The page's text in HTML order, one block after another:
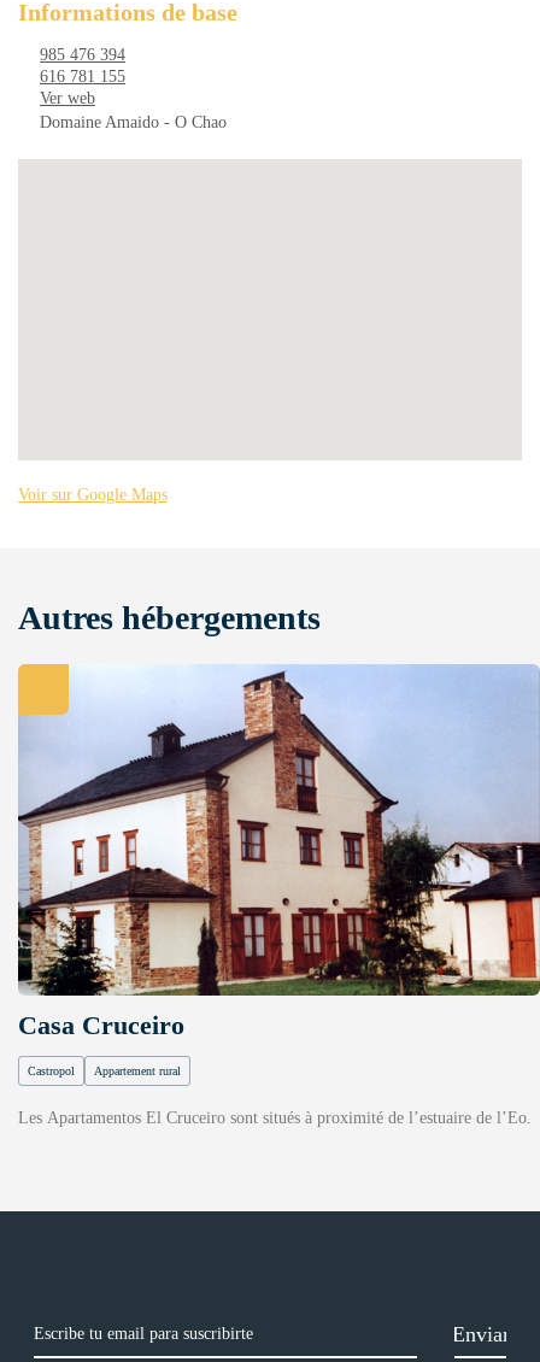
Informations de base
985 476 394
616 781 155
Ver web
Domaine Amaido - O Chao
Voir sur Google Maps
Autres hébergements
Casa Cruceiro
Castropol Appartement rural
Les Apartamentos El Cruceiro sont situés à proximité de l’estuaire de l’Eo.